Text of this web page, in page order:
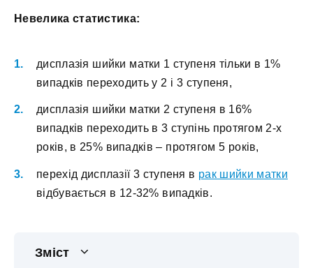
Невелика статистика:
дисплазія шийки матки 1 ступеня тільки в 1%
випадків переходить у 2 і 3 ступеня,
дисплазія шийки матки 2 ступеня в 16%
випадків переходить в 3 ступінь протягом 2-х
років, в 25% випадків – протягом 5 років,
перехід дисплазії 3 ступеня в рак шийки матки
відбувається в 12-32% випадків.
Зміст